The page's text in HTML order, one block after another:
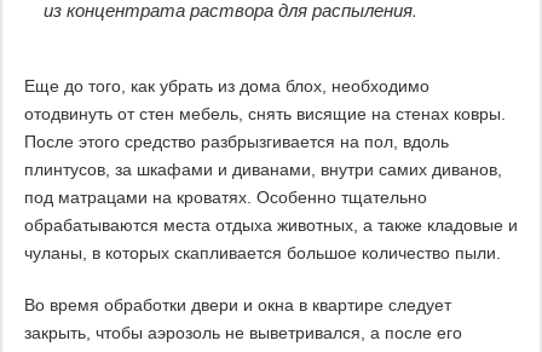
из концентрата раствора для распыления.
Еще до того, как убрать из дома блох, необходимо
отодвинуть от стен мебель, снять висящие на стенах ковры.
После этого средство разбрызгивается на пол, вдоль
плинтусов, за шкафами и диванами, внутри самих диванов,
под матрацами на кроватях. Особенно тщательно
обрабатываются места отдыха животных, а также кладовые и
чуланы, в которых скапливается большое количество пыли.
Во время обработки двери и окна в квартире следует
закрыть, чтобы аэрозоль не выветривался, а после его